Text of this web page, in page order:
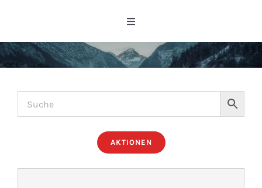
Toggle
HOME
NEWS
ÜBER UNS
IMBISSANHÄNGER
AKTIONEN